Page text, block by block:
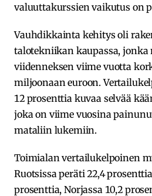
valuuttakurssien vaikutus on
Vauhdikkainta kehitys oli
talotekniikan kaupassa,
viidenneksen viime vuotta
miljoonaan euroon.
12 prosenttia kuvaa selvää
joka on viime vuosina
mataliin lukemiin.
Toimialan vertailukelpoinen
Ruotsissa peräti 22,4
prosenttia, Norjassa 10,2